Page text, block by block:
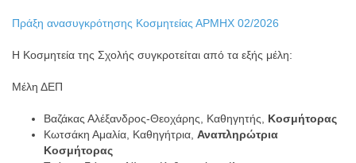
Πράξη ανασυγκρότησης Κοσμητείας ΑΡΜΗΧ 02/2026
Η Κοσμητεία της Σχολής συγκροτείται από τα εξής μέλη:
Μέλη ΔΕΠ
Βαζάκας Αλέξανδρος-Θεοχάρης, Καθηγητής, Κοσμήτορας
Κωτσάκη Αμαλία, Καθηγήτρια, Αναπληρώτρια
Κοσμήτορας